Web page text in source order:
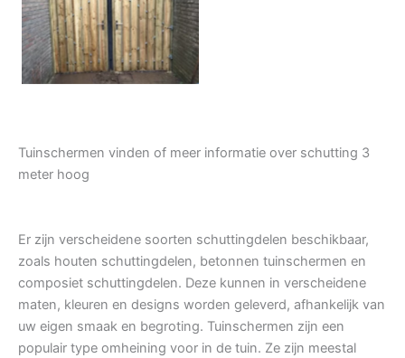
Tuindeur grenen
Tuinschermen vinden of meer informatie over schutting 3
meter hoog
Er zijn verscheidene soorten schuttingdelen beschikbaar,
zoals houten schuttingdelen, betonnen tuinschermen en
composiet schuttingdelen. Deze kunnen in verscheidene
maten, kleuren en designs worden geleverd, afhankelijk van
uw eigen smaak en begroting. Tuinschermen zijn een
populair type omheining voor in de tuin. Ze zijn meestal